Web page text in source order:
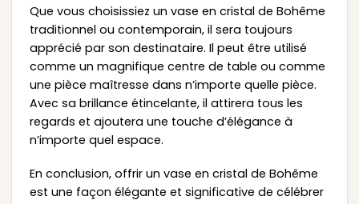
Que vous choisissiez un vase en cristal de Bohême
traditionnel ou contemporain, il sera toujours
apprécié par son destinataire. Il peut être utilisé
comme un magnifique centre de table ou comme
une pièce maîtresse dans n’importe quelle pièce.
Avec sa brillance étincelante, il attirera tous les
regards et ajoutera une touche d’élégance à
n’importe quel espace.
En conclusion, offrir un vase en cristal de Bohême
est une façon élégante et significative de célébrer